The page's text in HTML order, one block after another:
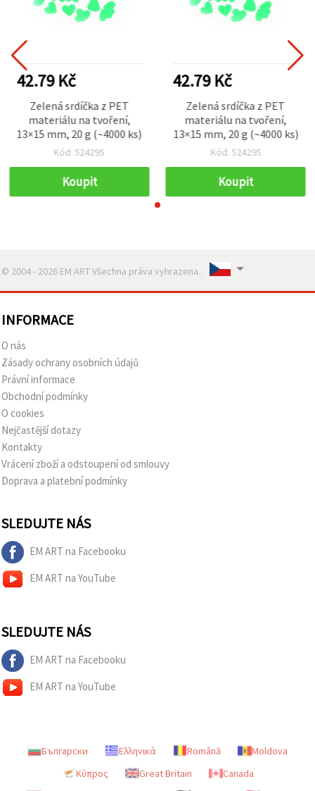
42.79 Kč
Zelená srdíčka z PET
materiálu na tvoření,
13×15 mm, 20 g (~4000 ks)
Kód: 524295
Koupit
42.79 Kč
Zelená srdíčka z PET
materiálu na tvoření,
13×15 mm, 20 g (~4000 ks)
Kód: 524295
Koupit
© 2004 - 2026 EM ART Všechna práva vyhrazena..
INFORMACE
O nás
Zásady ochrany osobních údajů
Právní informace
Obchodní podmínky
O cookies
Nejčastější dotazy
Kontakty
Vrácení zboží a odstoupení od smlouvy
Doprava a platební podmínky
SLEDUJTE NÁS
EM ART na Facebooku
EM ART na YouTube
SLEDUJTE NÁS
EM ART na Facebooku
EM ART na YouTube
Български Ελληνικά Română
Moldova
Κύπρος
Great Britain
Canada